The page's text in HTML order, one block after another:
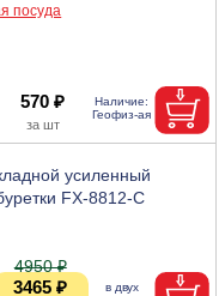
посуда
570 ₽
усиленный
FX-8812-C
3465 ₽
4950 ₽